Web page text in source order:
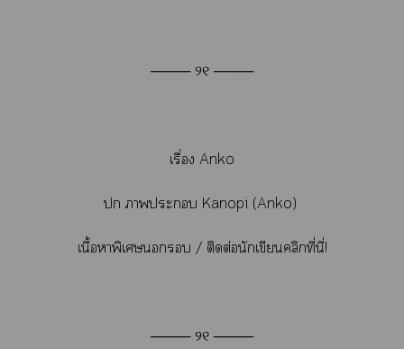
──── ୨୧ ────
เรื่อง Anko
 าะ Kanopi (Anko)
เนื้อาพิเศษ / ติดต่อนักเขียนคลิกที่นี่!
──── ୨୧ ────